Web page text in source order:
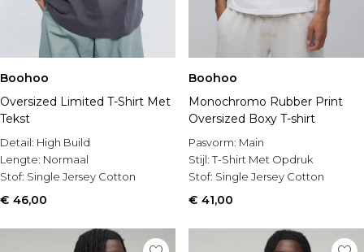
Boohoo
Oversized Limited T-Shirt Met
Tekst
Detail: High Build
Lengte: Normaal
Stof: Single Jersey Cotton
€ 46,00
Boohoo
Monochromo Rubber Print
Oversized Boxy T-shirt
Pasvorm: Main
Stijl:T-Shirt Met Opdruk
Stof: Single Jersey Cotton
€ 41,00